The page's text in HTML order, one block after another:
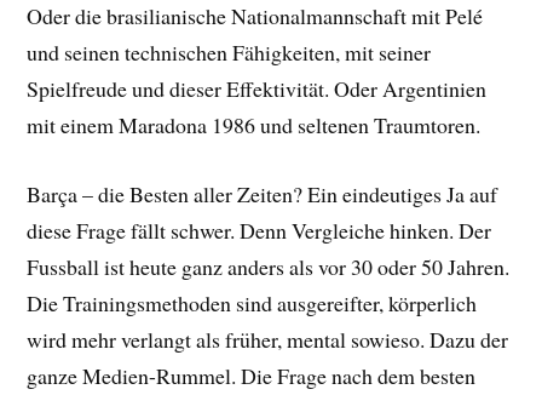
Oder die brasilianische Nationalmannschaft mit Pelé
und seinen technischen Fähigkeiten, mit seiner
Spielfreude und dieser Effektivität. Oder Argentinien
mit einem Maradona 1986 und seltenen Traumtoren.
Barça – die Besten aller Zeiten? Ein eindeutiges Ja auf
diese Frage fällt schwer. Denn Vergleiche hinken. Der
Fussball ist heute ganz anders als vor 30 oder 50 Jahren.
Die Trainingsmethoden sind ausgereifter, körperlich
wird mehr verlangt als früher, mental sowieso. Dazu der
ganze Medien-Rummel. Die Frage nach dem besten